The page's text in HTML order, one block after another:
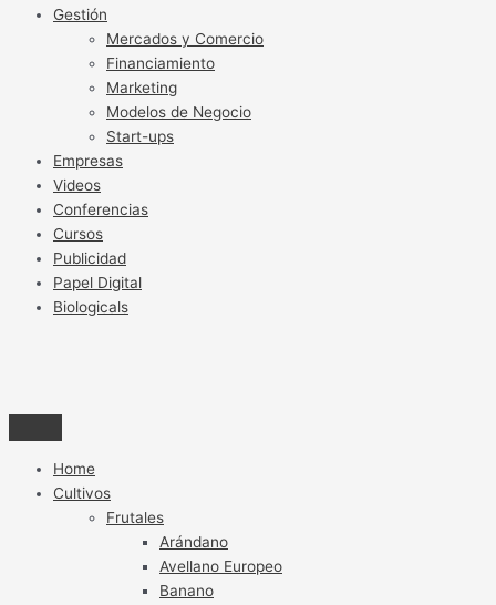
Gestión
Mercados y Comercio
Financiamiento
Marketing
Modelos de Negocio
Start-ups
Empresas
Videos
Conferencias
Cursos
Publicidad
Papel Digital
Biologicals
Home
Cultivos
Frutales
Arándano
Avellano Europeo
Banano